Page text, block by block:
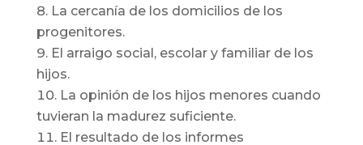
La cercanía de los domicilios de los
progenitores.
El arraigo social, escolar y familiar de los
hijos.
La opinión de los hijos menores cuando
tuvieran la madurez suficiente.
El resultado de los informes